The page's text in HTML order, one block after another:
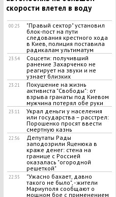
скорости влетел в воду
00:25
"Правый сектор" установил
блок-пост на пути
следования крестного хода
в Киев, полиция поставила
радикалам ультиматум
23:54
Соцсети: получивший
ранение Захарченко не
реагирует на звуки и не
узнает близких
23:21
​Покушение на жизнь
активиста "Свободы": от
взрыва гранаты под Киевом
мужчина потерял обе руки
23:11
Украл деньги у населения
или государства – расстрел:
Порошенко просят ввести
смертную казнь
22:56
Депутаты Рады
заподозрили Яценюка в
краже денег: стена на
границе с Россией
оказалась "огородной
решеткой"
22:35
"Ужасно бахает, давно
такого не было", - жители
Мариуполя сообщают о
мощном бое с применением